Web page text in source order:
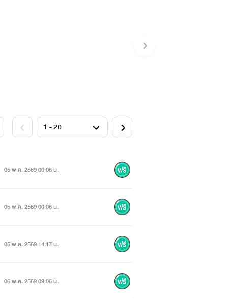
05 พ.ค. 2569 00:06 น.
05 พ.ค. 2569 00:06 น.
05 พ.ค. 2569 14:17 น.
06 พ.ค. 2569 09:06 น.